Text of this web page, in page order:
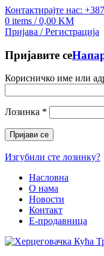
Контактирајте нас:
0 items / 0,00 KM
Пријава / Регистрација
Пријавите се
Корисничко име или
Лозинка *
Пријави се
Изгубили сте лозинку?
Насловна
О нама
Новости
Контакт
E-продавница